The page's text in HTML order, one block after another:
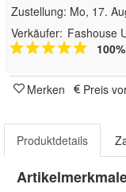
Zustellung: Mo, 17.
Verkäufer: Fashouse
Merken Preis
Produktdetails